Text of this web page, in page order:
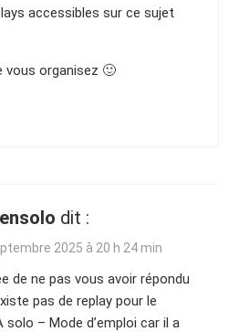
accessibles sur ce sujet
vous organisez 🙂
dit :
2025 à 20 h 24 min
de ne pas vous avoir répondu
pas de replay pour le
solo – Mode d’emploi car il a